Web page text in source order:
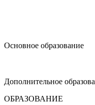
Основное образование
Дополнительное
ОБРАЗОВАНИЕ